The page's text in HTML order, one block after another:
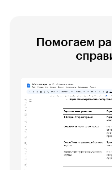
Помогаем